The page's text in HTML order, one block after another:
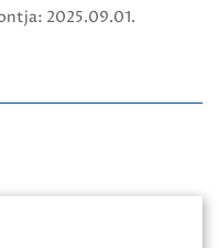
2025.09.01.